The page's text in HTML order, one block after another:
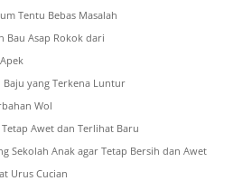
Tentu Bebas Masalah
Bau Asap Rokok dari
Baju yang Terkena Luntur
Wol
Tetap Awet dan Terlihat Baru
Sekolah Anak agar Tetap Bersih dan Awet
Urus Cucian